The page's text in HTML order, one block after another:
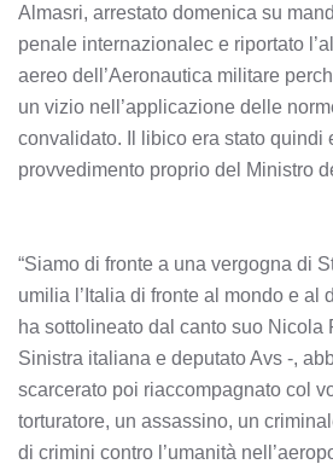
Almasri, arrestato domenica su
penale internazionalec e riportato
aereo dell’Aeronautica militare
un vizio nell’applicazione delle
convalidato. Il libico era stato quindi
provvedimento proprio del Ministro
“Siamo di fronte a una vergogna di
umilia l’Italia di fronte al mondo e al
ha sottolineato dal canto suo Nicola
Sinistra italiana e deputato Avs -,
scarcerato poi riaccompagnato col
torturatore, un assassino, un
di crimini contro l’umanità